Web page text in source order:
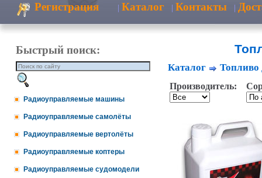
Регистрация | Каталог | Контакты |
Быстрый поиск:
Радиоуправляемые машины
Радиоуправляемые самолёты
Радиоуправляемые вертолёты
Радиоуправляемые коптеры
Радиоуправляемые судомодели
Каталог Топливо
Производитель: